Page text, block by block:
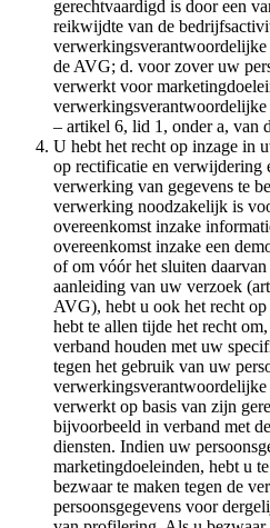
gerechtvaardigd is door een
reikwijdte van de
de AVG; d. voor zover uw
verwerkt voor
– artikel 6, lid 1, onder a, van
U hebt het recht op inzage in
op rectificatie en verwijdering
verwerking van gegevens te
verwerking noodzakelijk is
overeenkomst inzake
overeenkomst inzake een
of om vóór het sluiten
aanleiding van uw verzoek
AVG), hebt u ook het recht
hebt te allen tijde het recht
verband houden met uw
tegen het gebruik van uw
verwerkingsverantwoordelijke
verwerkt op basis van zijn
bijvoorbeeld in verband met
diensten. Indien uw
marketingdoeleinden, hebt u
bezwaar te maken tegen de
persoonsgegevens voor